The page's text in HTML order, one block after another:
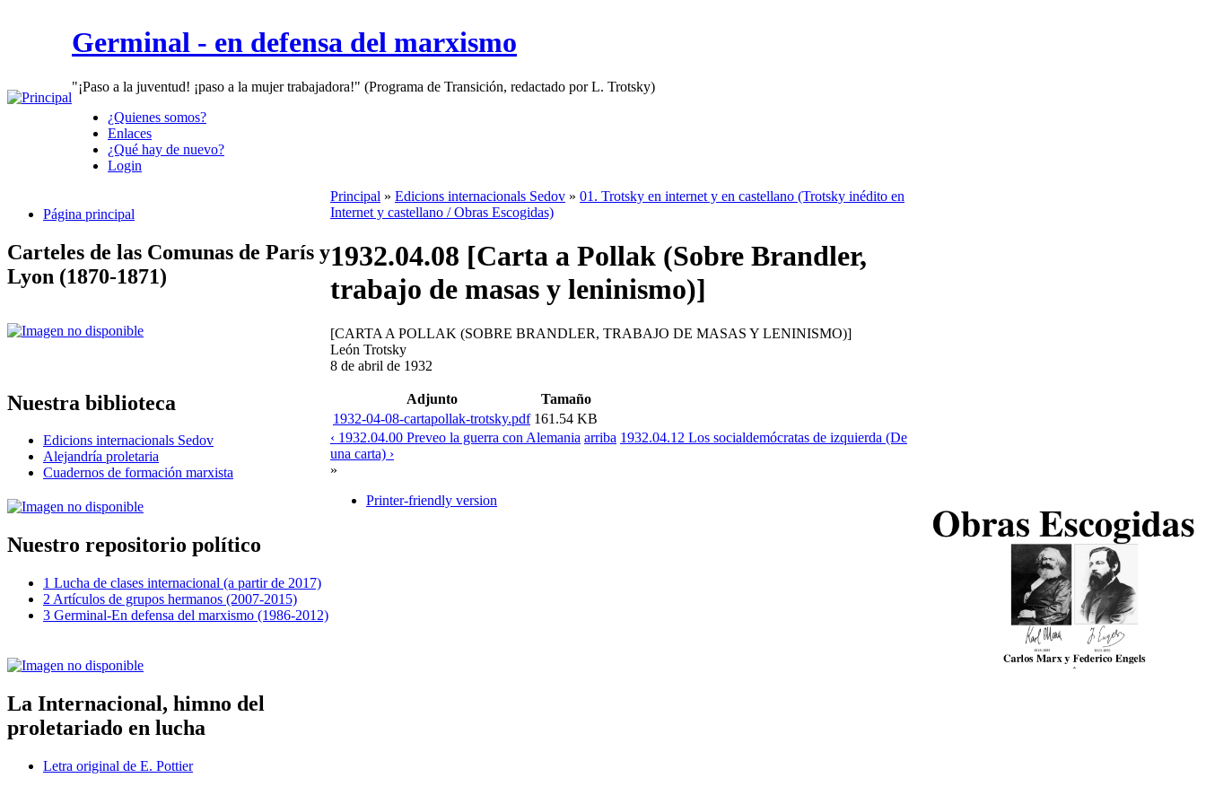
Germinal - en defensa del marxismo
"¡Paso a la juventud! ¡paso a la mujer trabajadora!" (Programa de Transición, redactado por L. Trotsky)
¿Quienes somos?
Enlaces
¿Qué hay de nuevo?
Login
Página principal
Carteles de las Comunas de París y
Lyon (1870-1871)
Nuestra biblioteca
Edicions internacionals Sedov
Alejandría proletaria
Cuadernos de formación marxista
Nuestro repositorio político
1 Lucha de clases internacional (a partir de 2017)
2 Artículos de grupos hermanos (2007-2015)
3 Germinal-En defensa del marxismo (1986-2012)
La Internacional, himno del
proletariado en lucha
Letra original de E. Pottier
Principal » Edicions internacionals Sedov » 01. Trotsky en internet y en castellano (Trotsky inédito en
Internet y castellano / Obras Escogidas)
1932.04.08 [Carta a Pollak (Sobre Brandler,
trabajo de masas y leninismo)]
[CARTA A POLLAK (SOBRE BRANDLER, TRABAJO DE MASAS Y LENINISMO)]
León Trotsky
8 de abril de 1932
Adjunto
Tamaño
1932-04-08-cartapollak-trotsky.pdf 161.54 KB
‹ 1932.04.00 Preveo la guerra con Alemania arriba 1932.04.12 Los socialdemócratas de izquierda (De
una carta) ›
»
Printer-friendly version